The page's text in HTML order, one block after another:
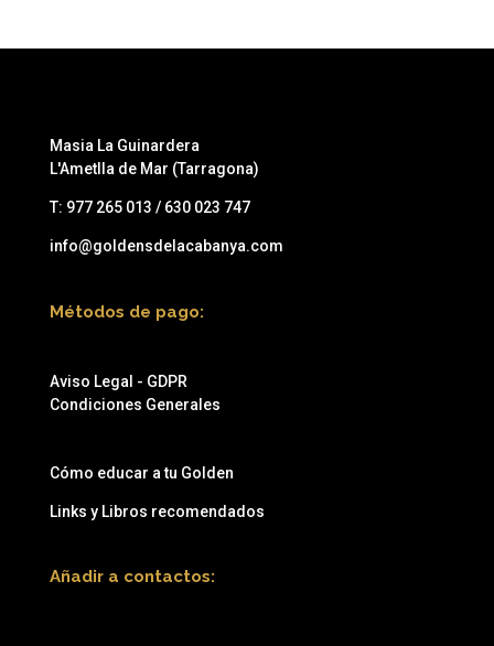
Masia La Guinardera
L'Ametlla de Mar (Tarragona)
T: 977 265 013 / 630 023 747
info@goldensdelacabanya.com
Métodos de pago:
Aviso Legal - GDPR
Condiciones Generales
Cómo educar a tu Golden
Links y Libros recomendados
Añadir a contactos: